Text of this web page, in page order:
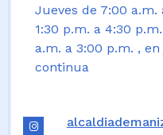
Jueves de 7:00 a.m.
1:30 p.m. a 4:30
a.m. a 3:00 p.m. ,
continua